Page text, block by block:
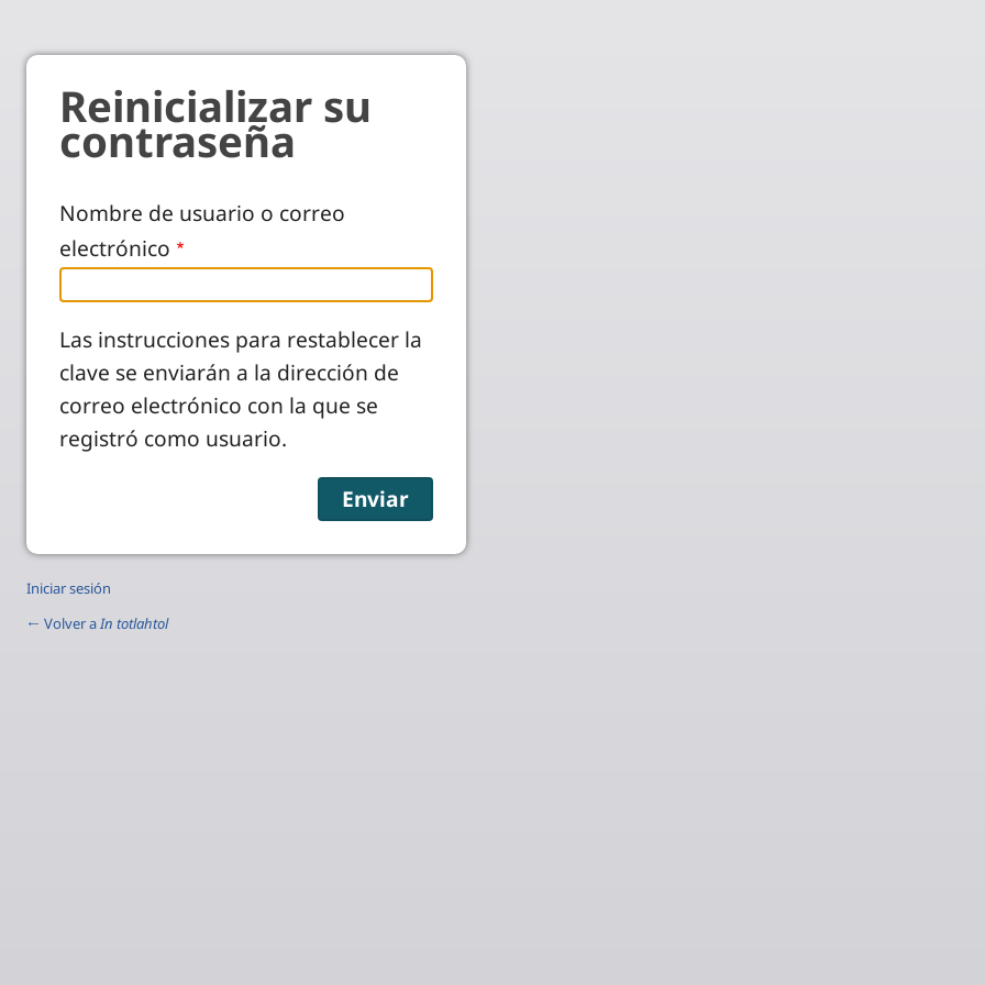
Reinicializar su
contraseña
Nombre de usuario o correo
electrónico
Las instrucciones para restablecer la
clave se enviarán a la dirección de
correo electrónico con la que se
registró como usuario.
Iniciar sesión
← Volver a In totlahtol